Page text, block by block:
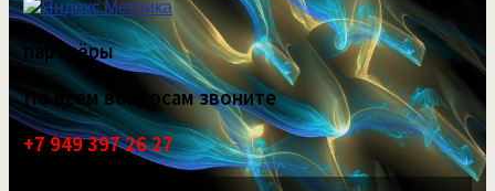
партнёры
По всем вопросам звоните
+7 949 397 26 27